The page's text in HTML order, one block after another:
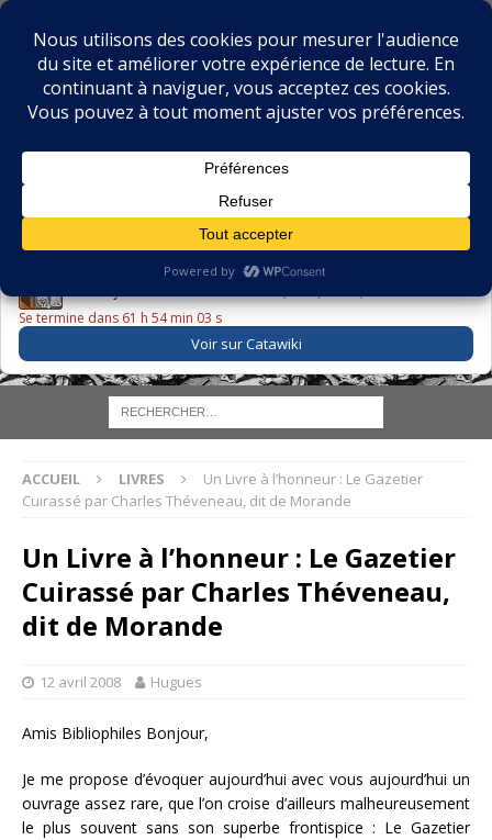
BIBLIOPHILIE.COM
LE BLOG DU BIBLIOPHILE, DES BIBLIOPHILES, DE LA
LE LIVRE DU JOUR
Se termine dans 61 h 54 min 02 s
Voir sur Catawiki
ACCUEIL LIVRES
Un Livre à l’honneur : Le Gazetier
Cuirassé par Charles Théveneau, dit de Morande
Un Livre à l’honneur : Le Gazetier
Cuirassé par Charles Théveneau,
dit de Morande
12 avril 2008 Hugues
Amis Bibliophiles Bonjour,
Je me propose d’évoquer aujourd’hui avec vous aujourd’hui un
ouvrage assez rare, que l’on croise d’ailleurs malheureusement
le plus souvent sans son superbe frontispice : Le Gazetier